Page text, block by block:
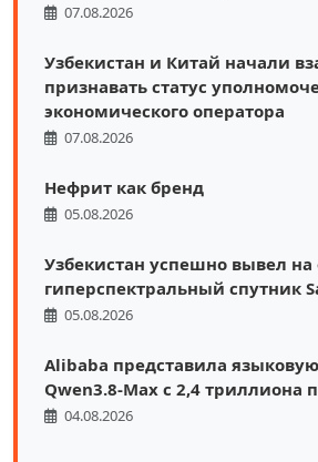
07.08.2026
Узбекистан и Китай начали
признавать статус
экономического оператора
07.08.2026
Нефрит как бренд
05.08.2026
Узбекистан успешно вывел на
гиперспектральный спутник
05.08.2026
Alibaba представила
Qwen3.8-Max с 2,4 триллиона
04.08.2026